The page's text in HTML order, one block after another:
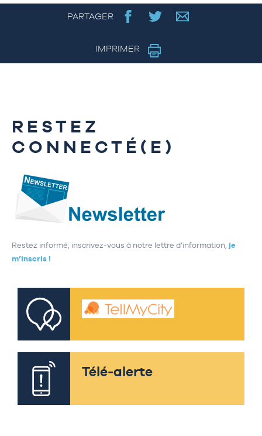
PARTAGER
IMPRIMER
RESTEZ
CONNECTÉ(E)
Restez informé, inscrivez-vous à notre lettre d’information, je
m’inscris !
Télé-alerte